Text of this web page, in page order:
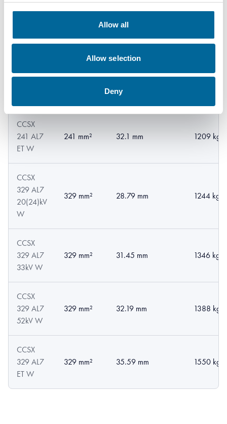
Allow all
Allow selection
Deny
CCSX
W
25.3 mm
CCSX
CCSX
241 AL7
ET W
241 mm² 32.1 mm 1209 kg/
CCSX
329 AL7
20(24)kV
W
329 mm² 28.79 mm 1244 kg/
CCSX
329 AL7
33kV W
329 mm² 31.45 mm 1346 kg/
CCSX
329 AL7
52kV W
329 mm² 32.19 mm 1388 kg/
CCSX
329 AL7
ET W
329 mm² 35.59 mm 1550 kg/